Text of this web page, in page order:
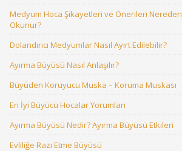
Medyum Hoca Şikayetleri ve Önerileri Nereden
Okunur?
Dolandırıcı Medyumlar Nasıl Ayırt Edilebilir?
Ayırma Büyüsü Nasıl Anlaşılır?
Büyüden Koruyucu Muska – Koruma Muskası
En İyi Büyücü Hocalar Yorumları
Ayırma Büyüsü Nedir? Ayırma Büyüsü Etkileri
Evliliğe Razı Etme Büyüsü